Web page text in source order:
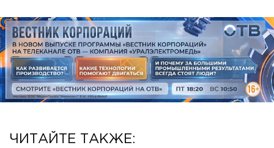
ЧИТАЙТЕ ТАКЖЕ: